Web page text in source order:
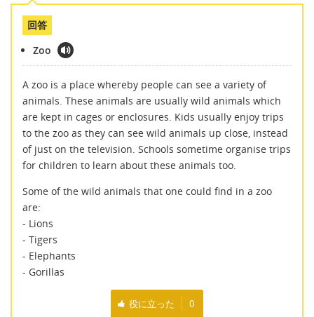
回答
Zoo
A zoo is a place whereby people can see a variety of
animals. These animals are usually wild animals which
are kept in cages or enclosures. Kids usually enjoy trips
to the zoo as they can see wild animals up close, instead
of just on the television. Schools sometime organise trips
for children to learn about these animals too.
Some of the wild animals that one could find in a zoo
are:
- Lions
- Tigers
- Elephants
- Gorillas
役に立った 0